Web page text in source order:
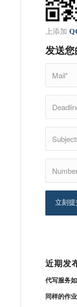
上添加
发送
近期发
代写服务
同样的作